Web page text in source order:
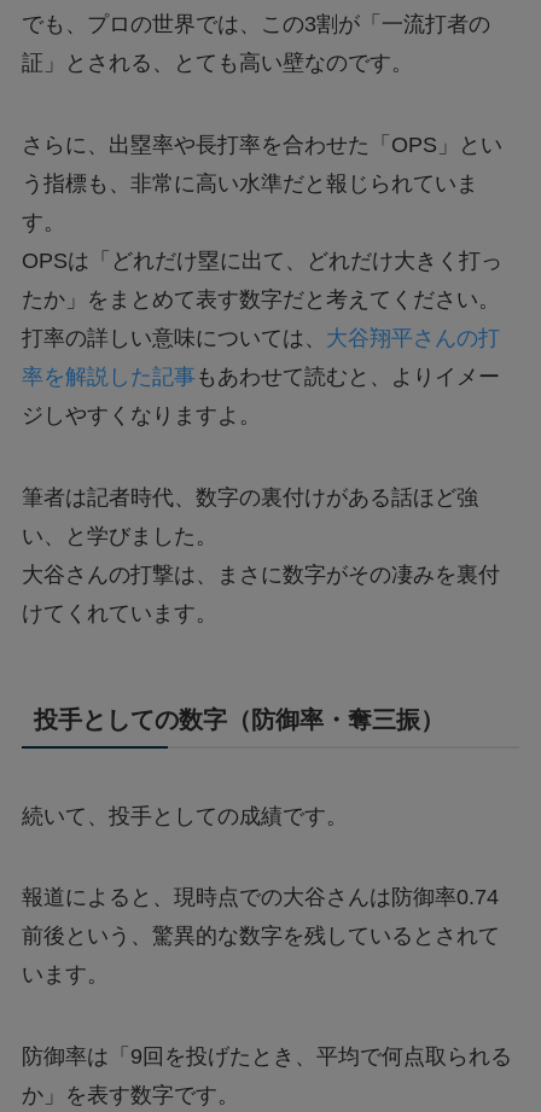
でも、プロの世界では、この3割が「一流打者の
証」とされる、とても高い壁なのです。
さらに、出塁率や長打率を合わせた「OPS」とい
う指標も、非常に高い水準だと報じられていま
す。
OPSは「どれだけ塁に出て、どれだけ大きく打っ
たか」をまとめて表す数字だと考えてください。
打率の詳しい意味については、 大谷翔平さんの打
率を解説した記事 もあわせて読むと、よりイメー
ジしやすくなりますよ。
筆者は記者時代、数字の裏付けがある話ほど強
い、と学びました。
大谷さんの打撃は、まさに数字がその凄みを裏付
けてくれています。
投手としての数字（防御率・奪三振）
続いて、投手としての成績です。
報道によると、現時点での大谷さんは防御率0.74
前後という、驚異的な数字を残しているとされて
います。
防御率は「9回を投げたとき、平均で何点取られる
か」を表す数字です。